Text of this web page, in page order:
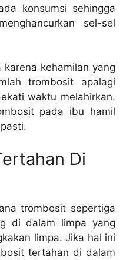
konsumsi sehingga
sel-sel
kehamilan yang
trombosit apalagi
waktu melahirkan.
pada ibu hamil
Di
trombosit sepertiga
di dalam limpa yang
limpa. Jika hal ini
tertahan di dalam